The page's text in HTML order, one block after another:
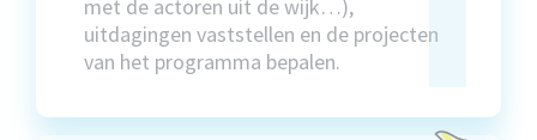
met de actoren uit de wijk…),
uitdagingen vaststellen en de projecten
van het programma bepalen.